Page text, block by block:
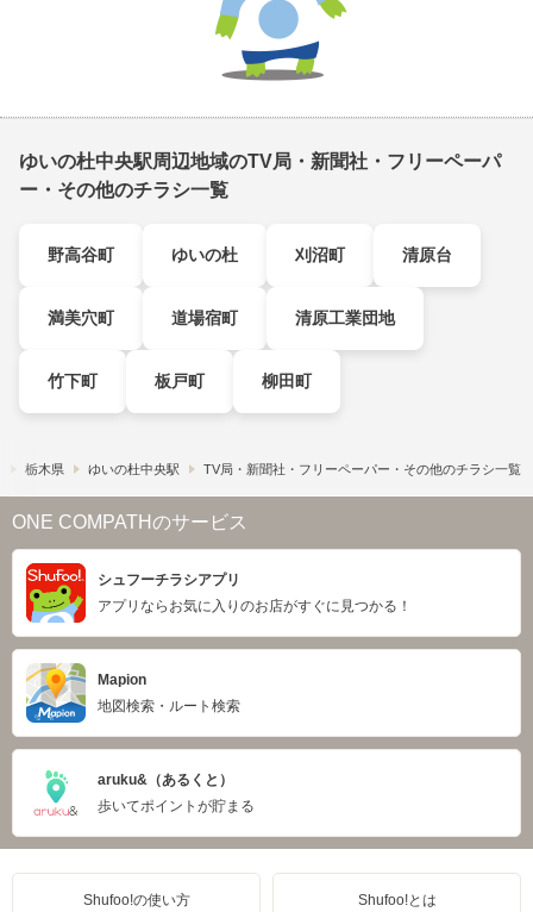
ゆいの杜中央駅周辺地域のTV局・新聞社・フリーペーパ
ー・その他のチラシ一覧
野高谷町 ゆいの杜 刈沼町 清原台
満美穴町 道場宿町 清原工業団地
竹下町 板戸町 柳田町
栃木県 ゆいの杜中央駅 TV局・新聞社・フリーペーパー・その他のチラシ一覧
ONE COMPATHのサービス
シュフーチラシアプリ
アプリならお気に入りのお店がすぐに見つかる！
Mapion
地図検索・ルート検索
aruku&（あるくと）
歩いてポイントが貯まる
Shufoo!の使い方 Shufoo!とは